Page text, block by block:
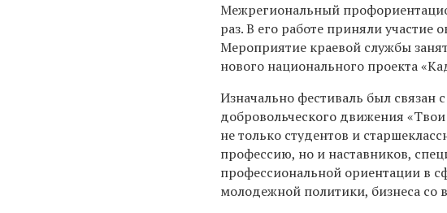
Межрегиональный
раз. В его работе приняли участие
Мероприятие краевой службы
нового национального проекта
Изначально фестиваль был связан
добровольческого движения
не только студентов и
профессию, но и наставников,
профессиональной ориентации в
молодежной политики, бизнеса со